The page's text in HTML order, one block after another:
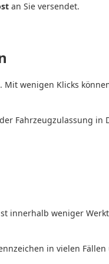
an Sie versendet.
wenigen Klicks
Fahrzeugzulassung in
innerhalb weniger
in vielen